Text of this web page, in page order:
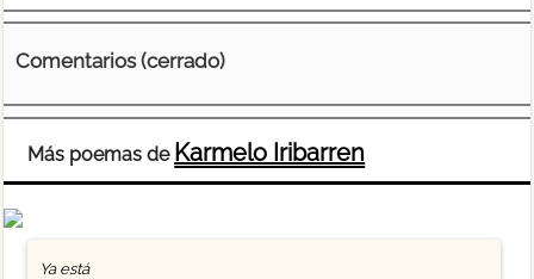
Comentarios (cerrado)
Más poemas de Karmelo Iribarren
Ya está